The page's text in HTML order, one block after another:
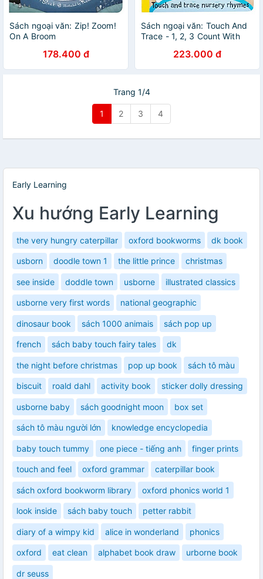
Sách ngoại văn: Zip! Zoom!
On A Broom
178.400 đ
Sách ngoại văn: Touch And
Trace - 1, 2, 3 Count With
Nursery Rhymes
223.000 đ
Trang 1/4
1 2 3 4
Early Learning
Xu hướng Early Learning
the very hungry caterpillar oxford bookworms dk book
usborn doodle town 1 the little prince christmas
see inside doddle town usborne illustrated classics
usborne very first words national geographic
dinosaur book sách 1000 animais sách pop up
french sách baby touch fairy tales dk
the night before christmas pop up book sách tô màu
biscuit roald dahl activity book sticker dolly dressing
usborne baby sách goodnight moon box set
sách tô màu người lớn knowledge encyclopedia
baby touch tummy one piece - tiếng anh finger prints
touch and feel oxford grammar caterpillar book
sách oxford bookworm library oxford phonics world 1
look inside sách baby touch petter rabbit
diary of a wimpy kid alice in wonderland phonics
oxford eat clean alphabet book draw urborne book
dr seuss